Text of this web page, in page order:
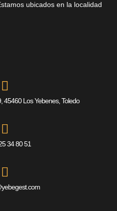
ubicados en la localidad
45460 Los Yebenes, Toledo
34 80 51